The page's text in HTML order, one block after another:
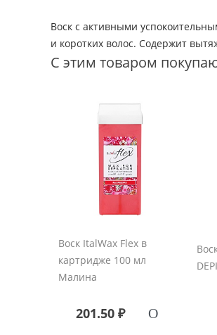
Воск с активными
и коротких волос. Содержит
С этим товаром
Воск ItalWax Flex в
картридже 100 мл
Малина
201.50 ₽